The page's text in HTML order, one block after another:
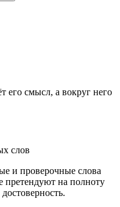
его смысл, а вокруг него
слов
и проверочные слова
претендуют на полноту